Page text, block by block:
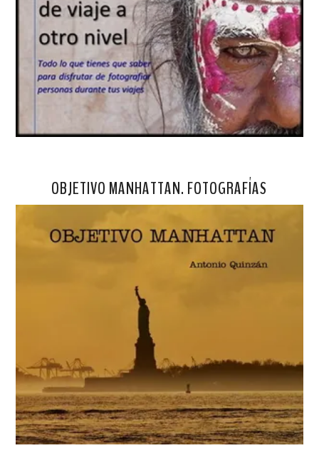
OBJETIVO MANHATTAN. FOTOGRAFÍAS